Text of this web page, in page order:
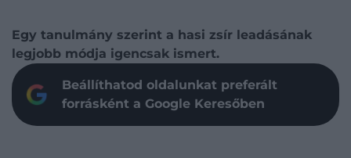
Egy tanulmány szerint a hasi zsír leadásának
legjobb módja igencsak ismert.
Beállíthatod oldalunkat preferált
forrásként a Google Keresőben